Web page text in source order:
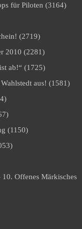
für Piloten (3164)
(2719)
2010 (2281)
ab!“ (1725)
aus! (1581)
(1150)
Offenes Märkisches